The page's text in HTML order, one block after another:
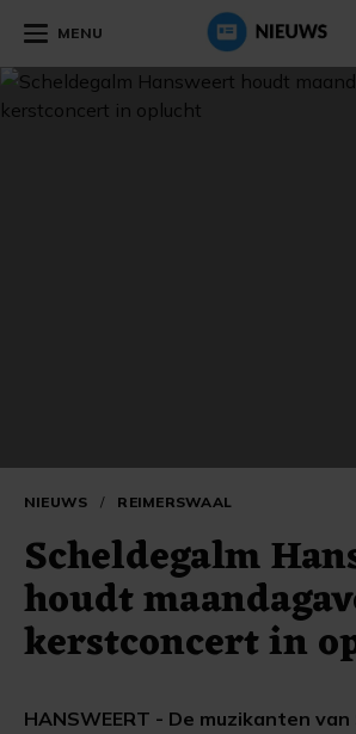
MENU
NIEUWS / REIMERSWAAL
Scheldegalm
houdt
kerstconcert in
HANSWEERT - De muzikanten